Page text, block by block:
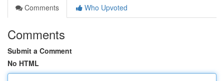
Comments
Who Upvoted
Comments
Submit a Comment
No HTML